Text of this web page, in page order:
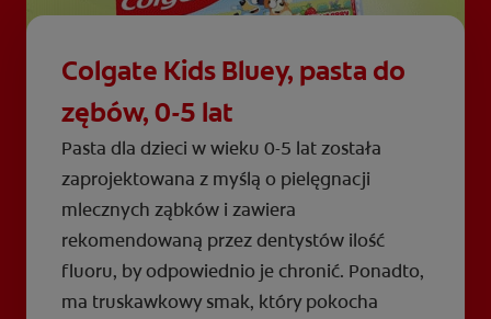
Colgate Kids Bluey, pasta do
zębów, 0-5 lat
Pasta dla dzieci w wieku 0-5 lat została
zaprojektowana z myślą o pielęgnacji
mlecznych ząbków i zawiera
rekomendowaną przez dentystów ilość
fluoru, by odpowiednio je chronić. Ponadto,
ma truskawkowy smak, który pokocha